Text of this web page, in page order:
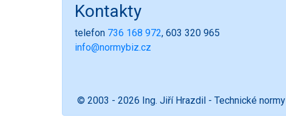
Kontakty
telefon 736 168 972, 603 320 965
info@normybiz.cz
© 2003 - 2026 Ing. Jiří Hrazdil - Technické normy